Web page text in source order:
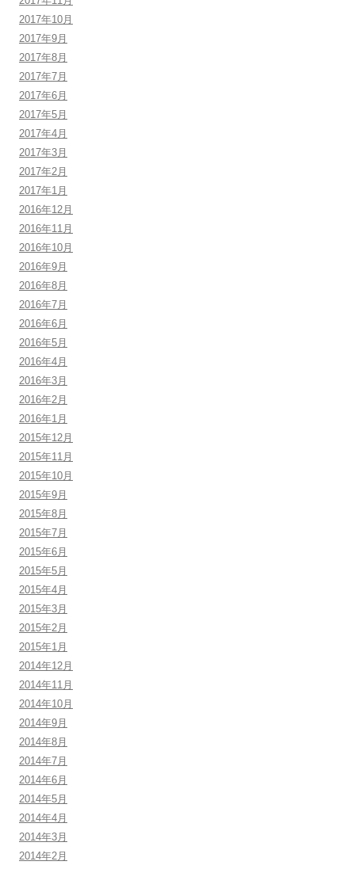
2017年10月
2017年9月
2017年8月
2017年7月
2017年6月
2017年5月
2017年4月
2017年3月
2017年2月
2017年1月
2016年12月
2016年11月
2016年10月
2016年9月
2016年8月
2016年7月
2016年6月
2016年5月
2016年4月
2016年3月
2016年2月
2016年1月
2015年12月
2015年11月
2015年10月
2015年9月
2015年8月
2015年7月
2015年6月
2015年5月
2015年4月
2015年3月
2015年2月
2015年1月
2014年12月
2014年11月
2014年10月
2014年9月
2014年8月
2014年7月
2014年6月
2014年5月
2014年4月
2014年3月
2014年2月